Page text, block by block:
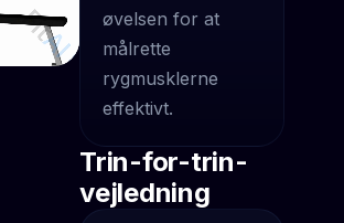
øvelsen for at
målrette
rygmusklerne
effektivt.
Trin-for-trin-
vejledning